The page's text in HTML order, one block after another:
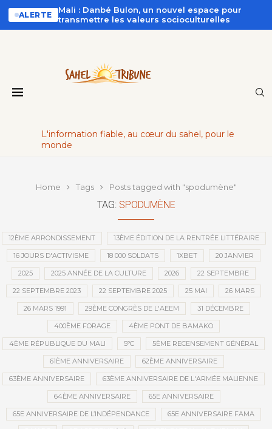
ALERTE
Mali : Danbé Bulon, un nouvel espace pour
transmettre les valeurs socioculturelles
L'information fiable, au cœur du sahel, pour le
monde
Home Tags Posts tagged with "spodumène"
TAG: SPODUMÈNE
12ÈME ARRONDISSEMENT 13ÈME ÉDITION DE LA RENTRÉE LITTÉRAIRE
16 JOURS D'ACTIVISME 18 000 SOLDATS 1XBET 20 JANVIER
2025 2025 ANNÉE DE LA CULTURE 2026 22 SEPTEMBRE
22 SEPTEMBRE 2023 22 SEPTEMBRE 2025 25 MAI 26 MARS
26 MARS 1991 29ÈME CONGRÈS DE L'AEEM 31 DÉCEMBRE
400ÈME FORAGE 4ÈME PONT DE BAMAKO
4ÈME RÉPUBLIQUE DU MALI 5°C 5ÈME RECENSEMENT GÉNÉRAL
61ÈME ANNIVERSAIRE 62ÈME ANNIVERSAIRE
63ÈME ANNIVERSAIRE 63ÈME ANNIVERSAIRE DE L'ARMÉE MALIENNE
64ÈME ANNIVERSAIRE 65E ANNIVERSAIRE
65E ANNIVERSAIRE DE L’INDÉPENDANCE 65E ANNIVERSAIRE FAMA